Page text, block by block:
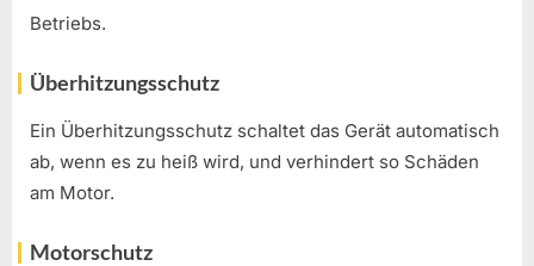
Betriebs.
Überhitzungsschutz
Ein Überhitzungsschutz schaltet das Gerät automatisch
ab, wenn es zu heiß wird, und verhindert so Schäden
am Motor.
Motorschutz